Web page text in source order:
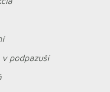
podpazuší